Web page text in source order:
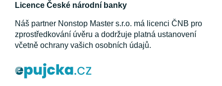
Licence České národní banky
Náš partner Nonstop Master s.r.o. má licenci ČNB pro
zprostředkování úvěru a dodržuje platná ustanovení
včetně ochrany vašich osobních údajů.